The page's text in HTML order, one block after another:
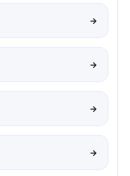
→
→
→
→